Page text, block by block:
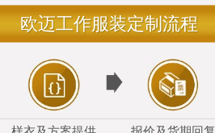
哪个好
欧迈工作服装定制流程